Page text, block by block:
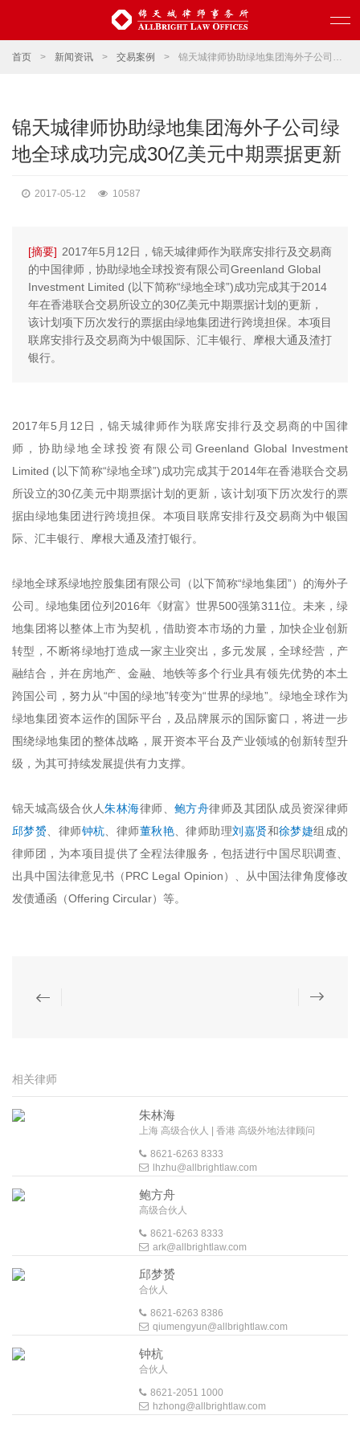
首页 > 新闻资讯 > 交易案例 > 锦天城律师协助绿地集团海外子公司绿地全球成功完成30亿美元中期票据更新
锦天城律师协助绿地集团海外子公司绿
地全球成功完成30亿美元中期票据更新
2017-05-12 10587
[摘要] 2017年5月12日，锦天城律师作为联席安排行及交易商
的中国律师，协助绿地全球投资有限公司Greenland Global
Investment Limited (以下简称“绿地全球”)成功完成其于2014
年在香港联合交易所设立的30亿美元中期票据计划的更新，
该计划项下历次发行的票据由绿地集团进行跨境担保。本项目
联席安排行及交易商为中银国际、汇丰银行、摩根大通及渣打
银行。
2017年5月12日，锦天城律师作为联席安排行及交易商的中国律
师，协助绿地全球投资有限公司Greenland Global Investment
Limited (以下简称“绿地全球”)成功完成其于2014年在香港联合交易
所设立的30亿美元中期票据计划的更新，该计划项下历次发行的票
据由绿地集团进行跨境担保。本项目联席安排行及交易商为中银国
际、汇丰银行、摩根大通及渣打银行。
绿地全球系绿地控股集团有限公司（以下简称“绿地集团”）的海外子
公司。绿地集团位列2016年《财富》世界500强第311位。未来，绿
地集团将以整体上市为契机，借助资本市场的力量，加快企业创新
转型，不断将绿地打造成一家主业突出，多元发展，全球经营，产
融结合，并在房地产、金融、地铁等多个行业具有领先优势的本土
跨国公司，努力从“中国的绿地”转变为“世界的绿地”。绿地全球作为
绿地集团资本运作的国际平台，及品牌展示的国际窗口，将进一步
围绕绿地集团的整体战略，展开资本平台及产业领域的创新转型升
级，为其可持续发展提供有力支撑。
锦天城高级合伙人朱林海律师、鲍方舟律师及其团队成员资深律师
邱梦赟 、律师钟杭 、律师董秋艳 、律师助理刘嘉贤和徐梦婕组成的
律师团，为本项目提供了全程法律服务，包括进行中国尽职调查、
出具中国法律意见书（PRC Legal Opinion）、从中国法律角度修改
发债通函（Offering Circular）等。
相关律师
朱林海
上海 高级合伙人 | 香港 高级外地法律顾问
8621-6263 8333
lhzhu@allbrightlaw.com
鲍方舟
高级合伙人
8621-6263 8333
ark@allbrightlaw.com
邱梦赟
合伙人
8621-6263 8386
qiumengyun@allbrightlaw.com
钟杭
合伙人
8621-2051 1000
hzhong@allbrightlaw.com